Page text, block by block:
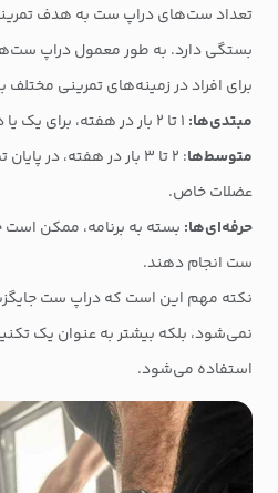
تعداد ست‌های دراپ ست به هدف
برای افراد در زمینه‌های تمرینی
مبتدی‌ها: ۱ تا ۲ بار در هفته، برای یک یا دو حرکت اصلی.
متوسط‌ها
: ۲ تا ۳ بار در هفته، در
عضلات خاص.
حرفه‌ای‌ها: بسته به برنامه، ممکن
ست انجام دهند.
نکته مهم این است که دراپ ست
نمی‌شود، بلکه بیشتر به عنوان یک
استفاده می‌شود.